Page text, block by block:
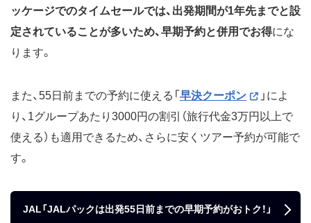
ッケージでのタイムセールでは、出発期間が1年先までと設
定されていることが多いため、早期予約と併用でお得にな
ります。
また、55日前までの予約に使える「 早決クーポン
」によ
り、1グループあたり3000円の割引（旅行代金3万円以上で
使える）も適用できるため、さらに安くツアー予約が可能で
す。
JAL「JALパックは出発55日前までの早期予約がおトク！」